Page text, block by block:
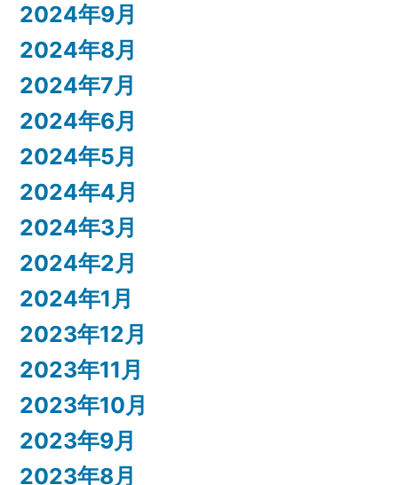
2024年9月
2024年8月
2024年7月
2024年6月
2024年5月
2024年4月
2024年3月
2024年2月
2024年1月
2023年12月
2023年11月
2023年10月
2023年9月
2023年8月